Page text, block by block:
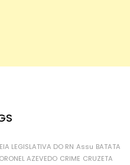
LEGISLATIVA DO RN Assu BATATA
AZEVEDO CRIME CRUZETA